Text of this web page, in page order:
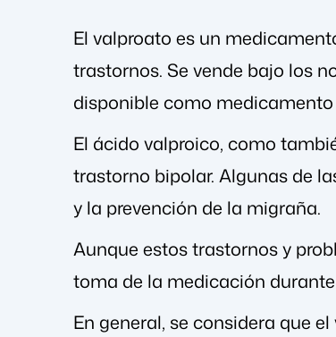
El valproato es un
trastornos. Se vende bajo los
disponible como medicamento
El ácido valproico, como
trastorno bipolar. Algunas de
y la prevención de la migraña.
Aunque estos trastornos y
toma de la medicación
En general, se considera que